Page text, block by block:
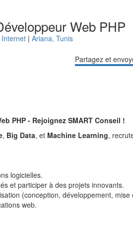
Web PHP
|Ariana, Tunis
Partagez et
PHP - Rejoignez SMART Conseil !
, Big Data, et Machine Learning,
logicielles.
et participer à des projets innovants.
(conception, développement, mise
web.